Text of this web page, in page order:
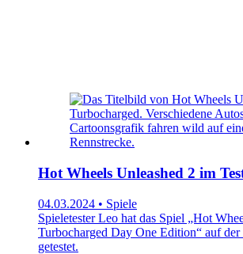
Hot Wheels Unleashed 2 im
04.03.2024 • Spiele
Spieletester Leo hat das Spiel „Hot
Turbocharged Day One Edition“ auf
getestet.